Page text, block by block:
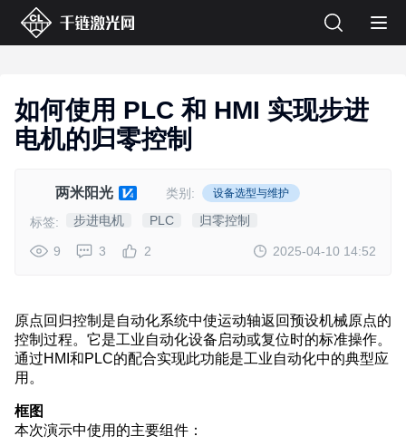
如何使用 PLC 和 HMI 实现步进
电机的归零控制
两米阳光 类别: 设备选型与维护
标签: 步进电机 PLC 归零控制
9 3 2 2025-04-10 14:52